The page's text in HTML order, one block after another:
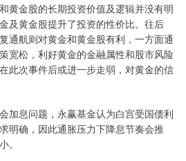
金股的长期投资价值及逻辑并没有明
及黄金股提升了投资的性价比。往后
通航则对黄金和黄金股有利，一方面通
宽松，利好黄金的金融属性和股市风险
此次事件后或进一步走弱，对黄金的信
息问题，永赢基金认为白宫受国债利
明确，因此通胀压力下降息节奏会推
。